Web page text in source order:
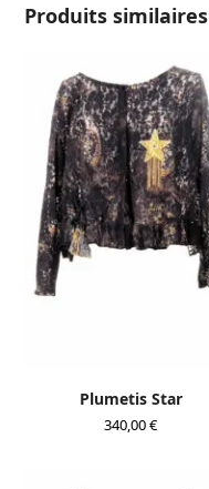
Produits similaires
Plumetis Star
340,00€